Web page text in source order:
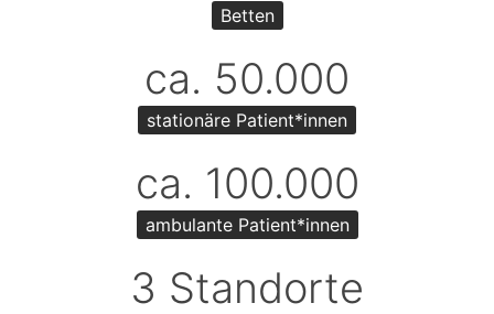
Betten
ca. 50.000
stationäre Patient*innen
ca. 100.000
ambulante Patient*innen
3 Standorte